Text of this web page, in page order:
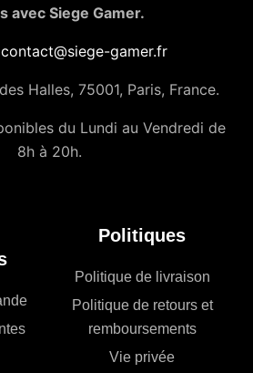
avec Siege Gamer.
contact@siege-gamer.fr
Halles, 75001, Paris, France.
du Lundi au Vendredi de
8h à 20h.
Politiques
Politique de livraison
Politique de retours et
remboursements
Vie privée